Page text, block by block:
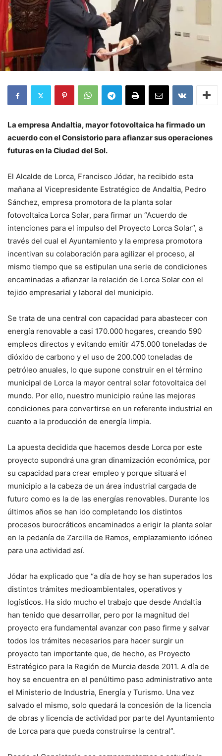
La empresa Andaltia, mayor fotovoltaica ha firmado un
acuerdo con el Consistorio para afianzar sus operaciones
futuras en la Ciudad del Sol.
El Alcalde de Lorca, Francisco Jódar, ha recibido esta
mañana al Vicepresidente Estratégico de Andaltia, Pedro
Sánchez, empresa promotora de la planta solar
fotovoltaica Lorca Solar, para firmar un “Acuerdo de
intenciones para el impulso del Proyecto Lorca Solar”, a
través del cual el Ayuntamiento y la empresa promotora
incentivan su colaboración para agilizar el proceso, al
mismo tiempo que se estipulan una serie de condiciones
encaminadas a afianzar la relación de Lorca Solar con el
tejido empresarial y laboral del municipio.
Se trata de una central con capacidad para abastecer con
energía renovable a casi 170.000 hogares, creando 590
empleos directos y evitando emitir 475.000 toneladas de
dióxido de carbono y el uso de 200.000 toneladas de
petróleo anuales, lo que supone construir en el término
municipal de Lorca la mayor central solar fotovoltaica del
mundo. Por ello, nuestro municipio reúne las mejores
condiciones para convertirse en un referente industrial en
cuanto a la producción de energía limpia.
La apuesta decidida que hacemos desde Lorca por este
proyecto supondrá una gran dinamización económica, por
su capacidad para crear empleo y porque situará el
municipio a la cabeza de un área industrial cargada de
futuro como es la de las energías renovables. Durante los
últimos años se han ido completando los distintos
procesos burocráticos encaminados a erigir la planta solar
en la pedanía de Zarcilla de Ramos, emplazamiento idóneo
para una actividad así.
Jódar ha explicado que “a día de hoy se han superados los
distintos trámites medioambientales, operativos y
logísticos. Ha sido mucho el trabajo que desde Andaltia
han tenido que desarrollar, pero por la magnitud del
proyecto era fundamental avanzar con paso firme y salvar
todos los trámites necesarios para hacer surgir un
proyecto tan importante que, de hecho, es Proyecto
Estratégico para la Región de Murcia desde 2011. A día de
hoy se encuentra en el penúltimo paso administrativo ante
el Ministerio de Industria, Energía y Turismo. Una vez
salvado el mismo, solo quedará la concesión de la licencia
de obras y licencia de actividad por parte del Ayuntamiento
de Lorca para que pueda construirse la central”.